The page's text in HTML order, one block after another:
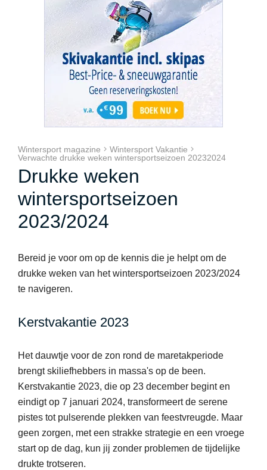
Wintersport magazine
Wintersport Vakantie
Verwachte drukke weken wintersportseizoen 20232024
Drukke weken
wintersportseizoen
2023/2024
Bereid je voor om op de kennis die je helpt om de
drukke weken van het wintersportseizoen 2023/2024
te navigeren.
Kerstvakantie 2023
Het dauwtje voor de zon rond de maretakperiode
brengt skiliefhebbers in massa's op de been.
Kerstvakantie 2023, die op 23 december begint en
eindigt op 7 januari 2024, transformeert de serene
pistes tot pulserende plekken van feestvreugde. Maar
geen zorgen, met een strakke strategie en een vroege
start op de dag, kun jij zonder problemen de tijdelijke
drukte trotseren.